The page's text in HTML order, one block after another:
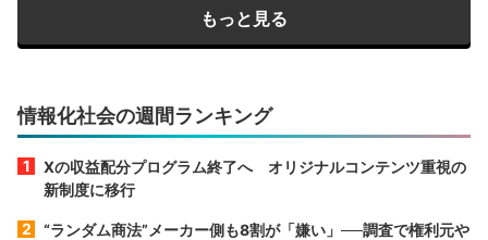
もっと見る
情報化社会の週間ランキング
Xの収益配分プログラム終了へ オリジナルコンテンツ重視の
新制度に移行
“ランダム商法”メーカー側も8割が「嫌い」──調査で権利元や